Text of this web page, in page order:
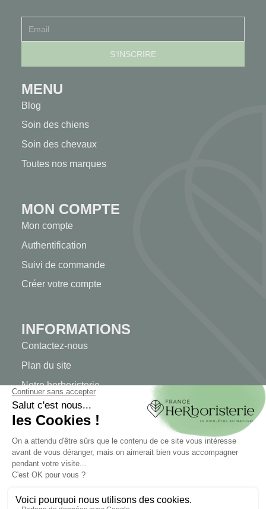
MENU
Blog
Soin des chiens
Soin des chevaux
Toutes nos marques
MON COMPTE
Mon compte
Authentification
Suivi de commande
Créer votre compte
INFORMATIONS
Contactez-nous
Plan du site
Notre herboristerie
Livraison
Paiement sécurisé
MENTIONS LÉGALES
Conditions générales de vente